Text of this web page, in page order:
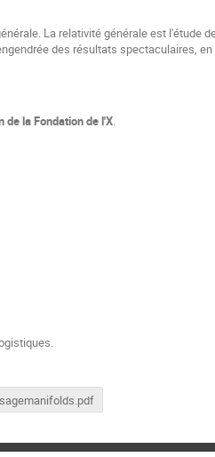
La relativité générale est l'étude
des résultats spectaculaires,
la Fondation de l'X.
sagemanifolds.pdf